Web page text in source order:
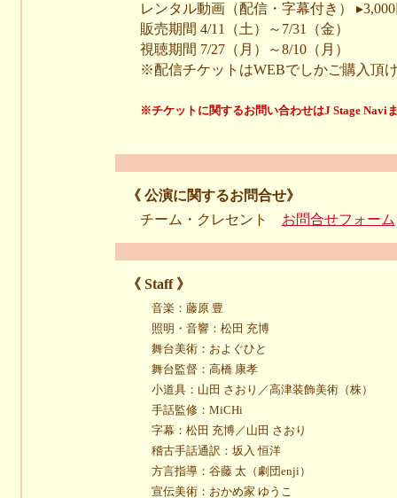
レンタル動画（配信・字幕付き）
販売期間 4/11（土）～7/31（金）
視聴期間 7/27（月）～8/10（月）
※配信チケットはWEBでしかご購入頂
※チケットに関するお問い合わせはJ Stage Navi
《 公演に関するお問合せ》
チーム・クレセント
お問合せフォーム
《 Staff 》
音楽：藤原 豊
照明・音響：松田 充博
舞台美術：およぐひと
舞台監督：高橋 康孝
小道具：山田 さおり／高津装飾美術（株）
手話監修：MiCHi
字幕：松田 充博／山田 さおり
稽古手話通訳：坂入 恒洋
方言指導：谷藤 太（劇団enji）
宣伝美術：おかめ家 ゆうこ